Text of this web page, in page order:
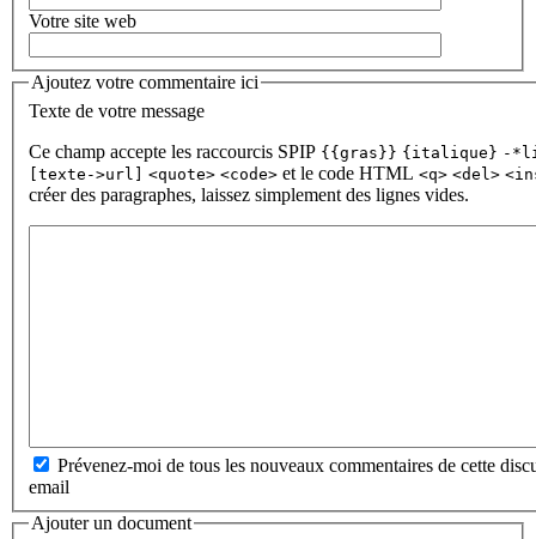
Votre site web
Ajoutez votre commentaire ici
Texte de votre message
Ce champ accepte les raccourcis SPIP {{gras}} {italique} -
[texte->url] <quote> <code> et le code HTML <q> <del>
créer des paragraphes, laissez simplement des lignes vides.
Prévenez-moi de tous les nouveaux commentaires de cette
email
Ajouter un document